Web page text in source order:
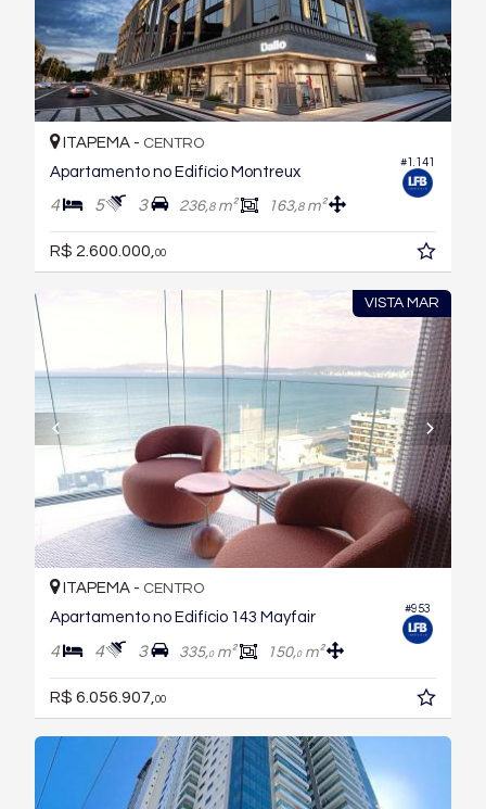
#1.141
ITAPEMA - CENTRO
Apartamento no Edifício Montreux
4 5 3 236,8m² 163,8m²
R$ 2.600.000, 00
VISTA MAR
#953
ITAPEMA - CENTRO
Apartamento no Edifício 143 Mayfair
4 4 3 335,0m² 150,0m²
R$ 6.056.907,00